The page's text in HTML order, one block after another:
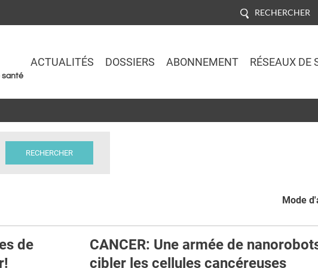
RECHERCHER
santé
ACTUALITÉS DOSSIERS ABONNEMENT RÉSEAUX DE
Mode
de
CANCER: Une armée de
cibler les cellules cancéreuses